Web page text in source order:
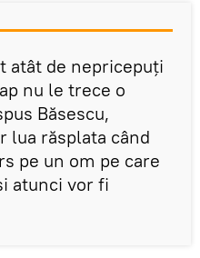
atât de nepricepuţi
nu le trece o
Băsescu,
lua răsplata când
pe un om pe care
atunci vor fi